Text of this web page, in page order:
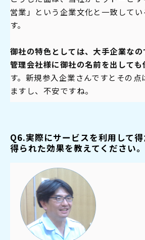
営業」という企業文化と一致して
す。
御社の特色としては、大手企業な
管理会社様に御社の名前を出しても
す。 新規参入企業さんですとその点
ますし、不安ですね。
Q6.実際にサービスを利用して
得られた効果を教えてください。